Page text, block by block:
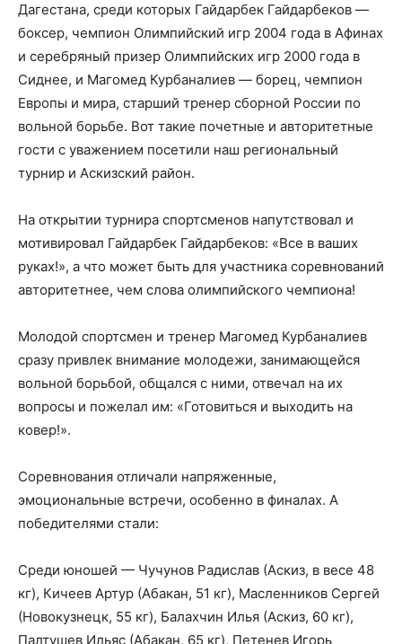
Дагестана, среди которых Гайдарбек Гайдарбеков —
боксер, чемпион Олимпийский игр 2004 года в Афинах
и серебряный призер Олимпийских игр 2000 года в
Сиднее, и Магомед Курбаналиев — борец, чемпион
Европы и мира, старший тренер сборной России по
вольной борьбе. Вот такие почетные и авторитетные
гости с уважением посетили наш региональный
турнир и Аскизский район.
На открытии турнира спортсменов напутствовал и
мотивировал Гайдарбек Гайдарбеков: «Все в ваших
руках!», а что может быть для участника соревнований
авторитетнее, чем слова олимпийского чемпиона!
Молодой спортсмен и тренер Магомед Курбаналиев
сразу привлек внимание молодежи, занимающейся
вольной борьбой, общался с ними, отвечал на их
вопросы и пожелал им: «Готовиться и выходить на
ковер!».
Соревнования отличали напряженные,
эмоциональные встречи, особенно в финалах. А
победителями стали:
Среди юношей — Чучунов Радислав (Аскиз, в весе 48
кг), Кичеев Артур (Абакан, 51 кг), Масленников Сергей
(Новокузнецк, 55 кг), Балахчин Илья (Аскиз, 60 кг),
Палтушев Ильяс (Абакан, 65 кг), Петенев Игорь